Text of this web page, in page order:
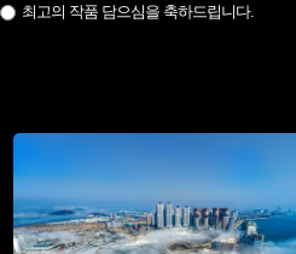
최고의 작품 담으심을 축하드립니다.